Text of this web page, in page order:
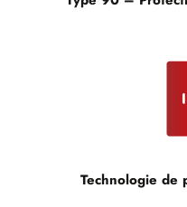
Technologie de